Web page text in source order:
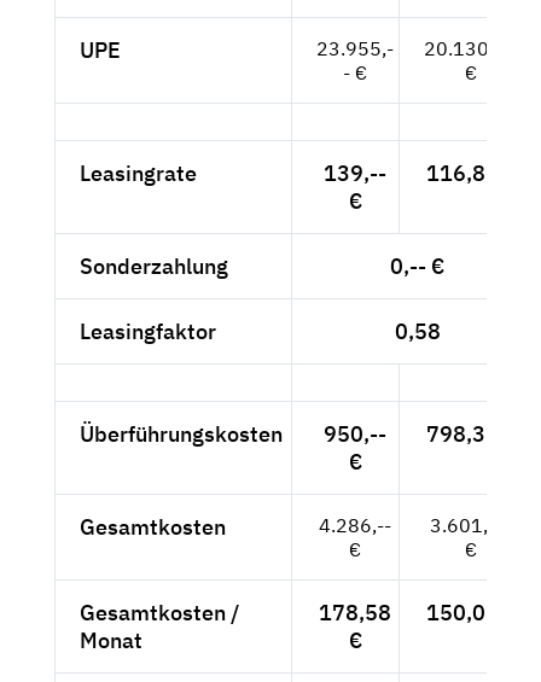
UPE
23.955,-
- €
20.130,25
€
Leasingrate
139,--
€
116,81 €
Sonderzahlung 0,-- €
Leasingfaktor 0,58
Überführungskosten
950,--
€
798,32 €
Gesamtkosten
4.286,--
€
3.601,68
€
Gesamtkosten /
Monat
178,58
€
150,07 €